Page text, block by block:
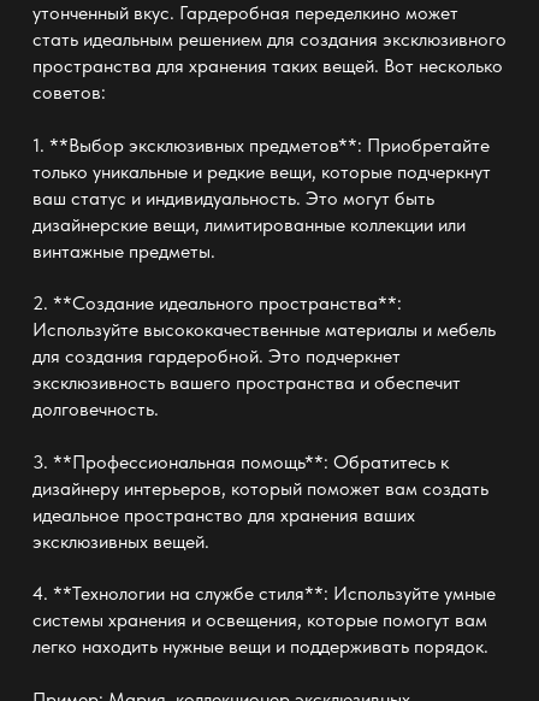
утонченный вкус. Гардеробная переделкино может
стать идеальным решением для создания эксклюзивного
пространства для хранения таких вещей. Вот несколько
советов:
1. **Выбор эксклюзивных предметов**: Приобретайте
только уникальные и редкие вещи, которые подчеркнут
ваш статус и индивидуальность. Это могут быть
дизайнерские вещи, лимитированные коллекции или
винтажные предметы.
2. **Создание идеального пространства**:
Используйте высококачественные материалы и мебель
для создания гардеробной. Это подчеркнет
эксклюзивность вашего пространства и обеспечит
долговечность.
3. **Профессиональная помощь**: Обратитесь к
дизайнеру интерьеров, который поможет вам создать
идеальное пространство для хранения ваших
эксклюзивных вещей.
4. **Технологии на службе стиля**: Используйте умные
системы хранения и освещения, которые помогут вам
легко находить нужные вещи и поддерживать порядок.